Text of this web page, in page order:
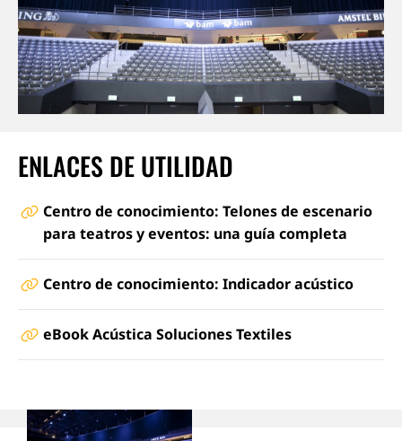
ENLACES DE UTILIDAD
Centro de conocimiento: Telones de escenario
para teatros y eventos: una guía completa
Centro de conocimiento: Indicador acústico
eBook Acústica Soluciones Textiles